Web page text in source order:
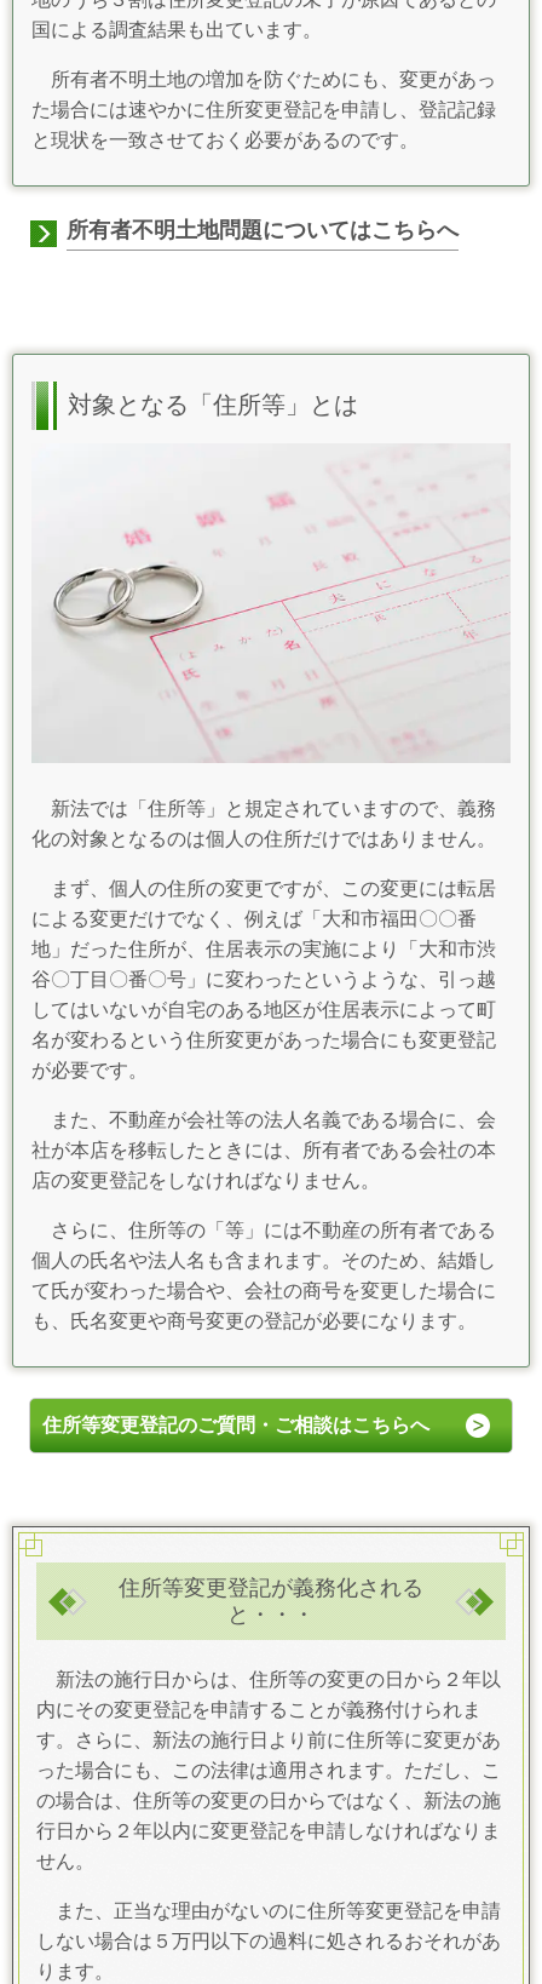
国による調査結果も出ています。
所有者不明土地の増加を防ぐためにも、変更があっ
た場合には速やかに住所変更登記を申請し、登記記録
と現状を一致させておく必要があるのです。
所有者不明土地問題についてはこちらへ
対象となる「住所等」とは
新法では「住所等」と規定されていますので、義務
化の対象となるのは個人の住所だけではありません。
まず、個人の住所の変更ですが、この変更には転居
による変更だけでなく、例えば「大和市福田〇〇番
地」だった住所が、住居表示の実施により「大和市渋
谷〇丁目〇番〇号」に変わったというような、引っ越
してはいないが自宅のある地区が住居表示によって町
名が変わるという住所変更があった場合にも変更登記
が必要です。
また、不動産が会社等の法人名義である場合に、会
社が本店を移転したときには、所有者である会社の本
店の変更登記をしなければなりません。
さらに、住所等の「等」には不動産の所有者である
個人の氏名や法人名も含まれます。そのため、結婚し
て氏が変わった場合や、会社の商号を変更した場合に
も、氏名変更や商号変更の登記が必要になります。
住所等変更登記のご質問・ご相談はこちらへ
住所等変更登記が義務化される
と・・・
新法の施行日からは、住所等の変更の日から２年以
内にその変更登記を申請することが義務付けられま
す。さらに、新法の施行日より前に住所等に変更があ
った場合にも、この法律は適用されます。ただし、こ
の場合は、住所等の変更の日からではなく、新法の施
行日から２年以内に変更登記を申請しなければなりま
せん。
また、正当な理由がないのに住所等変更登記を申請
しない場合は５万円以下の過料に処されるおそれがあ
ります。